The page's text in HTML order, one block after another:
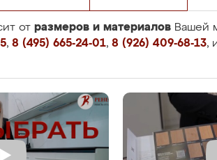
от размеров и материалов Вашей
, 8 (495) 665-24-01, 8 (926) 409-68-13,